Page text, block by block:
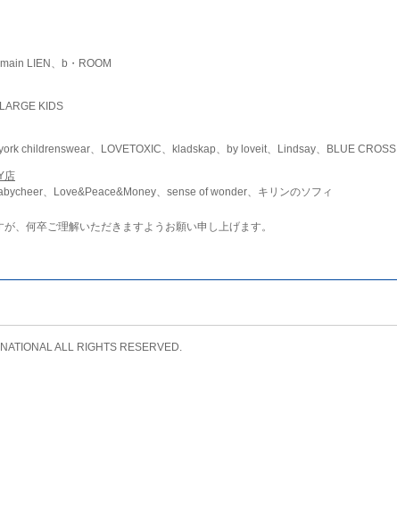
LIEN、b・ROOM
KIDS
childrenswear、LOVETOXIC、kladskap、by loveit、Lindsay、BLUE CROSS
店
、Love&Peace&Money、sense of wonder、キリンのソフィ
、何卒ご理解いただきますようお願い申し上げます。